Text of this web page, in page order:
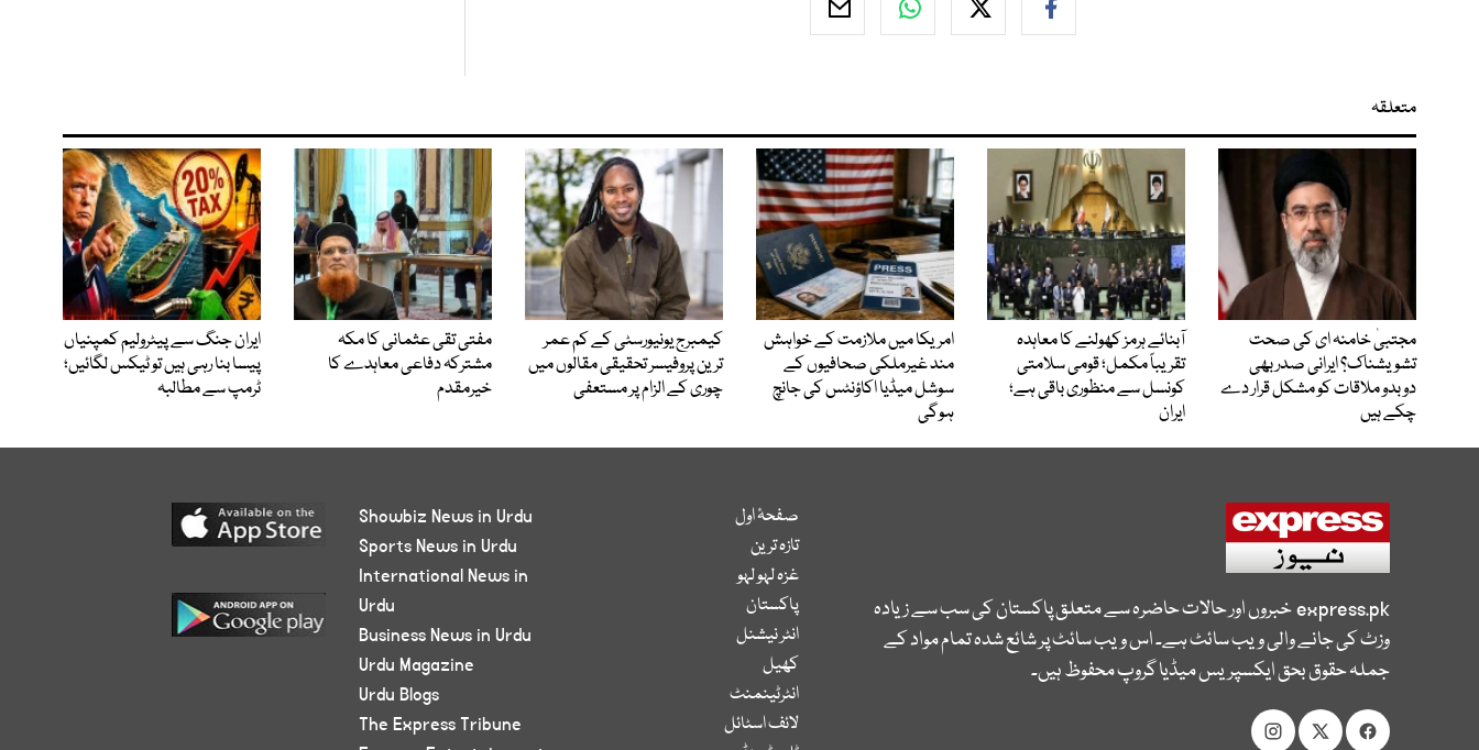
متعلقہ
مجتبیٰ خامنہ ای کی صحت
تشویشناک؟ ایرانی صدر بھی
دوبدو ملاقات کو مشکل قرار دے
چکے ہیں
آبنائے ہرمز کھولنے کا معاہدہ
تقریباً مکمل؛ قومی سلامتی
کونسل سے منظوری باقی ہے؛
ایران
امریکا میں ملازمت کے خواہش
مند غیرملکی صحافیوں کے
سوشل میڈیا اکاؤنٹس کی جانچ
ہوگی
کیمبرج یونیورسٹی کے کم عمر
ترین پروفیسر تحقیقی مقالوں میں
چوری کے الزام پر مستعفی
مفتی تقی عثمانی کا مکہ
مشترکہ دفاعی معاہدے کا
خیرمقدم
ایران جنگ سے پیٹرولیم کمپنیاں
پیسا بنا رہی ہیں تو ٹیکس لگائیں؛
ٹرمپ سے مطالبہ
express.pkخبروں اور حالات حاضرہ سے متعلق پاکستان کی سب سے زیادہ
وزٹ کی جانے والی ویب سائٹ ہے۔ اس ویب سائٹ پر شائع شدہ تمام مواد کے
جملہ حقوق بحق ایکسپریس میڈیا گروپ محفوظ ہیں۔
صفحۂ اول
تازہ ترین
غزہ لہو لہو
پاکستان
انٹر نیشنل
کھیل
انٹرٹینمنٹ
لائف اسٹائل
Showbiz News in Urdu
Sports News in Urdu
International News in
Urdu
Business News in Urdu
Urdu Magazine
Urdu Blogs
The Express Tribune